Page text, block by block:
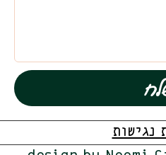
נגישות